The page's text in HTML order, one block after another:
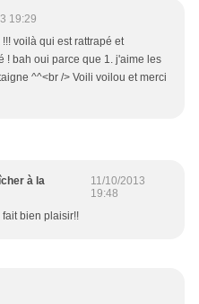
19:29
voilà qui est rattrapé et
! bah oui parce que 1. j'aime les
^^<br /> Voili voilou et merci
à la
11/10/2013
19:48
fait bien plaisir!!